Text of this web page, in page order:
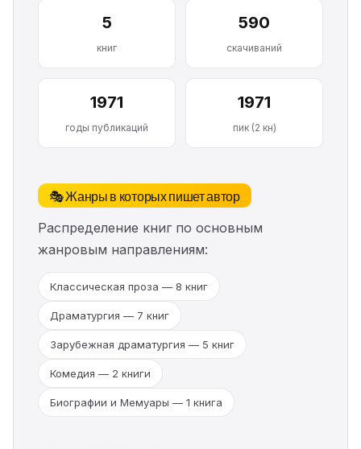
5
книг
590
скачиваний
1971
годы публикаций
1971
пик (2 кн)
🎭 Жанры в которых пишет автор
Распределение книг по основным
жанровым направлениям:
Классическая проза — 8 книг
Драматургия — 7 книг
Зарубежная драматургия — 5 книг
Комедия — 2 книги
Биографии и Мемуары — 1 книга